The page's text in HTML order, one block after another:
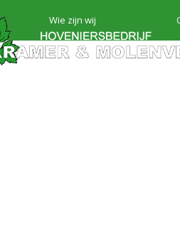
Wie zijn wij